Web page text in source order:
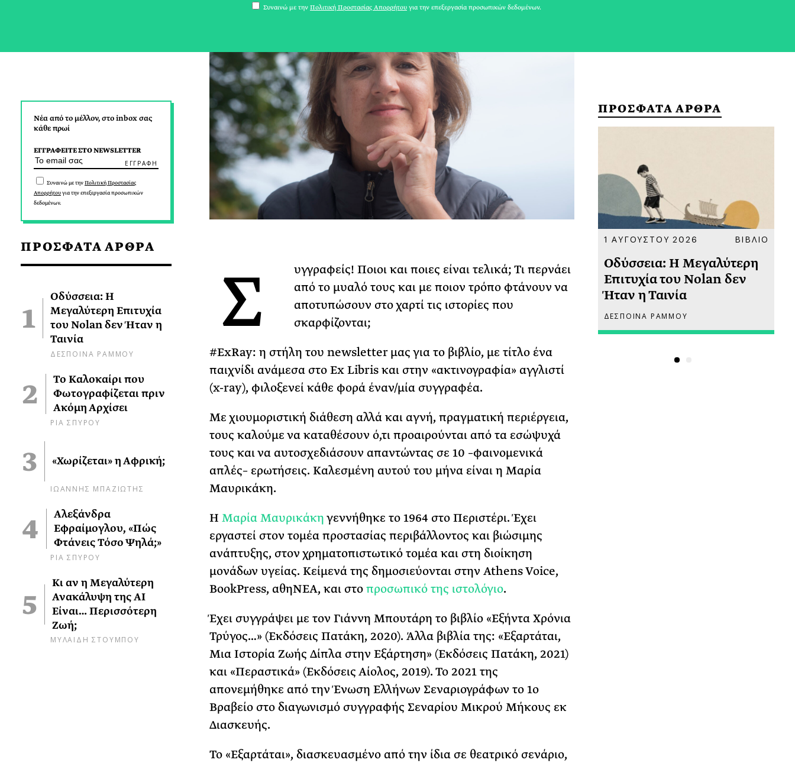
Νέα από το μέλλον, στο inbox σας
κάθε πρωί
ΕΓΓΡΑΦΕΙΤΕ ΣΤΟ NEWSLETTER
Συναινώ με τηνΠολιτική Προστασίας
Απορρήτουγια την επεξεργασία προσωπικών
δεδομένων.
ΠΡΟΣΦΑΤΑ ΑΡΘΡΑ
Οδύσσεια: Η
Μεγαλύτερη Επιτυχία
του Nolan δεν Ήταν η
Ταινία
ΔΕΣΠΟΙΝΑ ΡΑΜΜΟΥ
Το Καλοκαίρι που
Φωτογραφίζεται πριν
Ακόμη Αρχίσει
ΡΙΑ ΣΠΥΡΟΥ
«Χωρίζεται» η Αφρική;
ΙΩΑΝΝΗΣ ΜΠΑΖΙΩΤΗΣ
Αλεξάνδρα
Εφραίμογλου, «Πώς
Φτάνεις Τόσο Ψηλά;»
ΡΙΑ ΣΠΥΡΟΥ
Κι αν η Μεγαλύτερη
Ανακάλυψη της AI
Είναι… Περισσότερη
Ζωή;
ΜΥΛΑΙΔΗ ΣΤΟΥΜΠΟΥ
Σ
υγγραφείς! Ποιοι και ποιες είναι τελικά; Τι περνάει
από το μυαλό τους και με ποιον τρόπο φτάνουν να
αποτυπώσουν στο χαρτί τις ιστορίες που
σκαρφίζονται;
#ExRay: η στήλη του newsletter μας για το βιβλίο, με τίτλο ένα
παιχνίδι ανάμεσα στο Ex Libris και στην «ακτινογραφία» αγγλιστί
(x-ray), φιλοξενεί κάθε φορά έναν/μία συγγραφέα.
Με χιουμοριστική διάθεση αλλά και αγνή, πραγματική περιέργεια,
τους καλούμε να καταθέσουν ό,τι προαιρούνται από τα εσώψυχά
τους και να αυτοσχεδιάσουν απαντώντας σε 10 –φαινομενικά
απλές– ερωτήσεις. Καλεσμένη αυτού του μήνα είναι η Μαρία
Μαυρικάκη.
Η Μαρία Μαυρικάκηγεννήθηκε το 1964 στο Περιστέρι. Έχει
εργαστεί στον τομέα προστασίας περιβάλλοντος και βιώσιμης
ανάπτυξης, στον χρηματοπιστωτικό τομέα και στη διοίκηση
μονάδων υγείας. Κείμενά της δημοσιεύονται στην Athens Voice,
BookPress, αθηΝΕΑ, και στοπροσωπικό της ιστολόγιο.
Έχει συγγράψει με τον Γιάννη Μπουτάρη το βιβλίο «Εξήντα Χρόνια
Τρύγος…» (Εκδόσεις Πατάκη, 2020). Άλλα βιβλία της: «Εξαρτάται,
Μια Ιστορία Ζωής Δίπλα στην Εξάρτηση» (Εκδόσεις Πατάκη, 2021)
και «Περαστικά» (Εκδόσεις Αίολος, 2019). Το 2021 της
απονεμήθηκε από την Ένωση Ελλήνων Σεναριογράφων το 1ο
Βραβείο στο διαγωνισμό συγγραφής Σεναρίου Μικρού Μήκους εκ
Διασκευής.
Το «Εξαρτάται», διασκευασμένο από την ίδια σε θεατρικό σενάριο,
ΠΡΟΣΦΑΤΑ ΑΡΘΡΑ
Το Καλοκαίρι που
Φωτογραφίζεται πριν
Ακόμη Αρχίσει
ΡΙΑ ΣΠΥΡΟΥ
1 ΑΥΓΟΥΣΤΟΥ 2026 ΒΙΒΛΙΟ
Οδύσσεια: Η Μεγαλύτερη
Επιτυχία του Nolan δεν
Ήταν η Ταινία
ΔΕΣΠΟΙΝΑ ΡΑΜΜΟΥ
Συναινώ με την Πολιτική Προστασίας Απορρήτου για την επεξεργασία προσωπικών δεδομένων.